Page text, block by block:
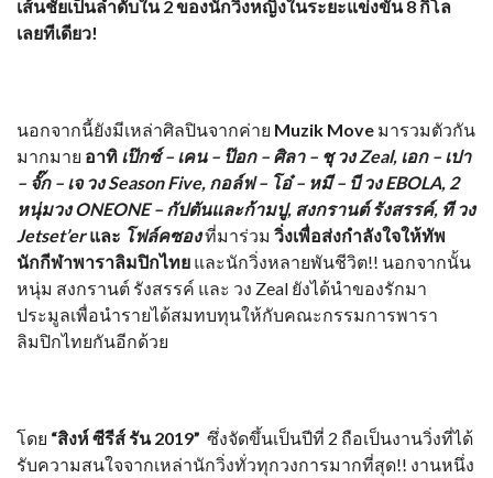
เส้นชัยเป็นลำดับใน 2 ของนักวิ่งหญิงในระยะแข่งขัน 8 กิโล
เลยทีเดียว!
นอกจากนี้ยังมีเหล่าศิลปินจากค่าย Muzik Move มารวมตัวกัน
มากมาย อาทิ เป๊กซ์ – เคน – ป๊อก – ศิลา – ชุ วง Zeal, เอก – เปา
– จั๊ก – เจ วง Season Five, กอล์ฟ – โอ๋ – หมี – บี วง EBOLA, 2
หนุ่มวง ONEONE – กัปตันและก้ามปู, สงกรานต์ รังสรรค์, ที วง
Jetset’erและ โฟล์คซองที่มาร่วม วิ่งเพื่อส่งกำลังใจให้ทัพ
นักกีฬาพาราลิมปิกไทย และนักวิ่งหลายพันชีวิต!! นอกจากนั้น
หนุ่ม สงกรานต์ รังสรรค์ และ วง Zeal ยังได้นำของรักมา
ประมูลเพื่อนำรายได้สมทบทุนให้กับคณะกรรมการพารา
ลิมปิกไทยกันอีกด้วย
โดย “สิงห์ ซีรีส์ รัน 2019” ซึ่งจัดขึ้นเป็นปีที่ 2 ถือเป็นงานวิ่งที่ได้
รับความสนใจจากเหล่านักวิ่งทั่วทุกวงการมากที่สุด!! งานหนึ่ง